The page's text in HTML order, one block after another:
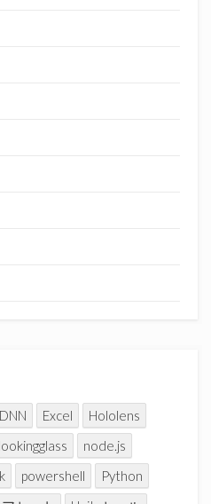
DNN Excel
Hololens
lookingglass
node.js
powershell
Python